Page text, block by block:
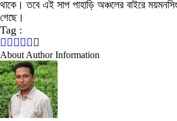
থাকে। তবে এই সাপ পাহাড়ি অঞ্চলের বাইরে
গেছে।
Tag :
About Author Information